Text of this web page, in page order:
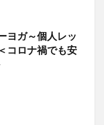
ヨガ～個人レッ
コロナ禍でも安